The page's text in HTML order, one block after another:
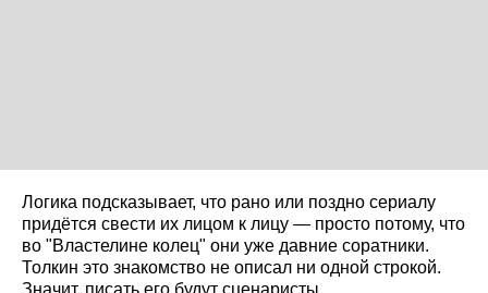
Логика подсказывает, что рано или поздно сериалу
придётся свести их лицом к лицу — просто потому, что
во "Властелине колец" они уже давние соратники.
Толкин это знакомство не описал ни одной строкой.
Значит, писать его будут сценаристы.